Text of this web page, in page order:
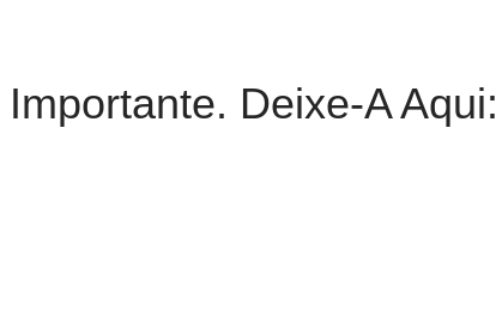
Deixe-A Aqui: